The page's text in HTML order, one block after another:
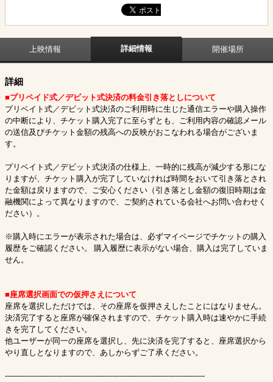
上映情報 詳細情報 開催場所
詳細
■プリペイド式／デビット式決済の料金引き落としについて
プリベイト式／デビット式決済のご利用時に生じた通信エラーや購入操作
の中断により、チケット購入完了に至らずとも、ご利用内容の確認メール
の送信及びチケット金額の残高への反映がおこなわれる場合がございま
す。
プリベイト式／デビット式決済の仕様上、一時的に残高が減少する形にな
りますが、チケット購入が完了していなければ時間をおいて引き落とされ
た金額は戻りますので、ご安心ください（引き落とし金額の復旧時期は金
融機関によって異なりますので、ご契約されている会社へお問い合わせく
ださい）。
※購入時にエラーが表示された場合は、必ずマイページでチケットの購入
履歴をご確認ください。 購入履歴に表示がない場合、購入は完了していま
せん。
■座席選択画面での仮押さえについて
座席を選択しただけでは、その座席を仮押さえしたことにはなりません。
決済完了すると座席が確保されますので、チケット購入時は速やかに手続
きを完了してください。
他ユーザーが同一の座席を選択し、先に決済を完了すると、座席選択から
やり直しとなりますので、あしからずご了承ください。
----------------------------------------------------------------------------------